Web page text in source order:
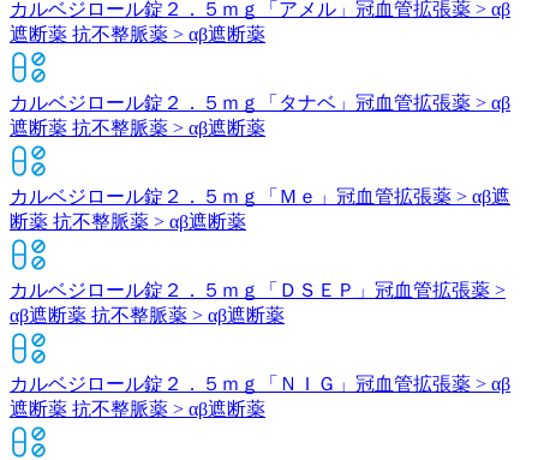
カルベジロール錠２．５ｍｇ「アメル」 冠血管拡張薬 > αβ
遮断薬 抗不整脈薬 > αβ遮断薬
カルベジロール錠２．５ｍｇ「タナベ」 冠血管拡張薬 > αβ
遮断薬 抗不整脈薬 > αβ遮断薬
カルベジロール錠２．５ｍｇ「Ｍｅ」 冠血管拡張薬 > αβ遮
断薬 抗不整脈薬 > αβ遮断薬
カルベジロール錠２．５ｍｇ「ＤＳＥＰ」 冠血管拡張薬 >
αβ遮断薬 抗不整脈薬 > αβ遮断薬
カルベジロール錠２．５ｍｇ「ＮＩＧ」 冠血管拡張薬 > αβ
遮断薬 抗不整脈薬 > αβ遮断薬